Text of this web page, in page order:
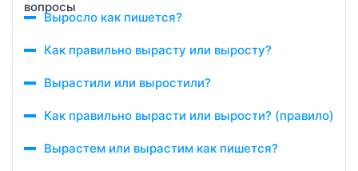
Выросло как пишется?
Как правильно вырасту или выросту?
Вырастили или выростили?
Как правильно вырасти или вырости? (правило)
Вырастем или вырастим как пишется?